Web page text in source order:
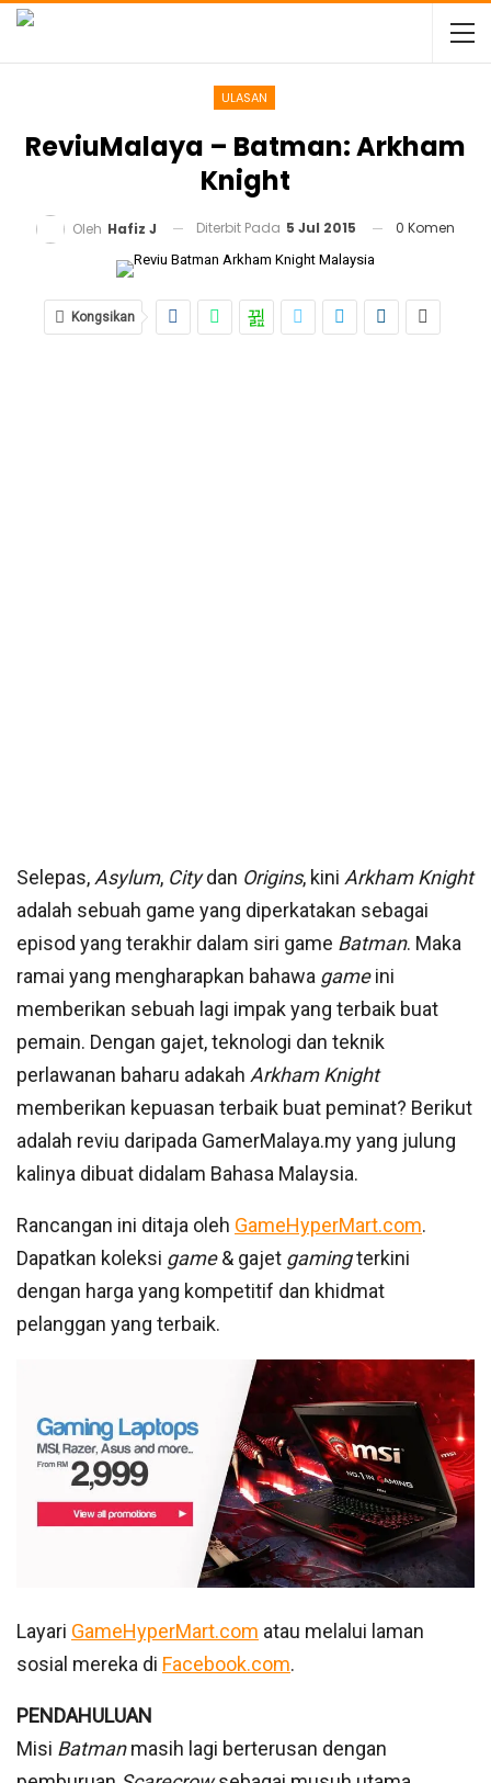
ULASAN
ReviuMalaya – Batman: Arkham
Knight
Oleh Hafiz J Diterbit Pada 5 Jul 2015 0 Komen
Kongsikan
Selepas, Asylum, Citydan Origins, kini Arkham Knight
adalah sebuah game yang diperkatakan sebagai
episod yang terakhir dalam siri game Batman. Maka
ramai yang mengharapkan bahawa gameini
memberikan sebuah lagi impak yang terbaik buat
pemain. Dengan gajet, teknologi dan teknik
perlawanan baharu adakah Arkham Knight
memberikan kepuasan terbaik buat peminat? Berikut
adalah reviu daripada GamerMalaya.my yang julung
kalinya dibuat didalam Bahasa Malaysia.
Rancangan ini ditaja oleh GameHyperMart.com.
Dapatkan koleksi game& gajet gamingterkini
dengan harga yang kompetitif dan khidmat
pelanggan yang terbaik.
Layari GameHyperMart.com atau melalui laman
sosial mereka di Facebook.com.
PENDAHULUAN
Misi Batmanmasih lagi berterusan dengan